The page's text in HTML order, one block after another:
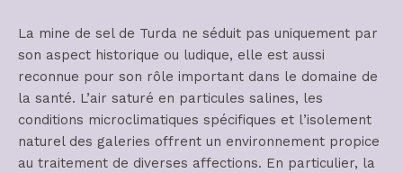
La mine de sel de Turda ne séduit pas uniquement par
son aspect historique ou ludique, elle est aussi
reconnue pour son rôle important dans le domaine de
la santé. L’air saturé en particules salines, les
conditions microclimatiques spécifiques et l’isolement
naturel des galeries offrent un environnement propice
au traitement de diverses affections. En particulier, la